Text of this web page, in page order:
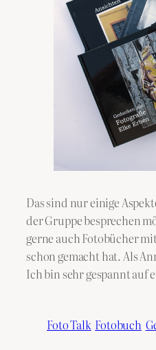
Das sind nur einige
der Gruppe besprechen
gerne auch Fotobücher
schon gemacht hat. Als
Ich bin sehr gespannt auf
Foto Talk Fotobuch